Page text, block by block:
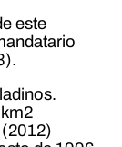
este